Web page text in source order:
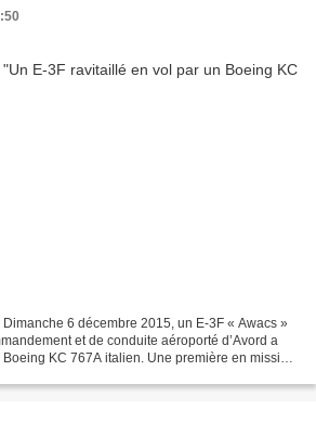
6 décembre 2015, un E-3F « Awacs »
et de conduite aéroporté d’Avord a
KC 767A italien. Une première en mission